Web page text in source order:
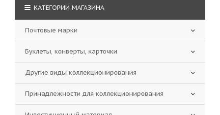
КАТЕГОРИИ МАГАЗИНА
Почтовые марки
Буклеты, конверты, карточки
Другие виды коллекционирования
Принадлежности для коллекционирования